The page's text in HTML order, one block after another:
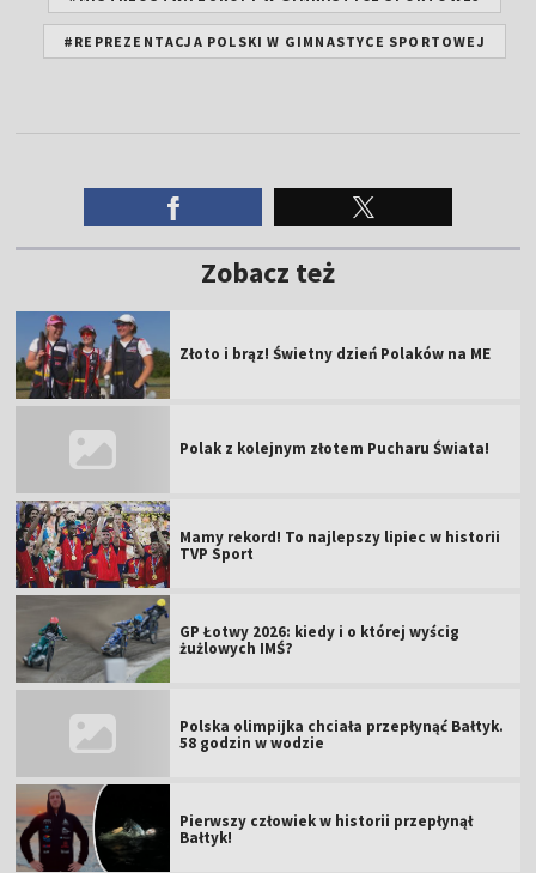
Zobacz też
Złoto i brąz! Świetny dzień Polaków na ME
Polak z kolejnym złotem Pucharu Świata!
Mamy rekord! To najlepszy lipiec w historii
GP Łotwy 2026: kiedy i o której wyścig
żużlowych IMŚ?
Polska olimpijka chciała przepłynąć Bałtyk.
58 godzin w wodzie
Pierwszy człowiek w historii przepłynął
Bałtyk!
Zacięta walka polskiej ósemki. Do podium
brakło niewiele [WIDEO]